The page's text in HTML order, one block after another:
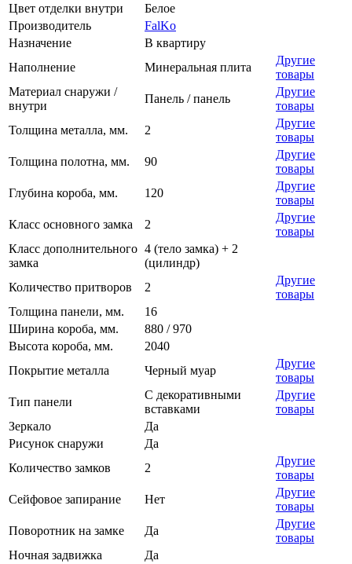
Цвет отделки внутри
Белое
Производитель
FalKo
Назначение
В квартиру
Наполнение
Минеральная плита
Другие
товары
Материал снаружи /
внутри
Панель / панель
Другие
товары
Толщина металла, мм.
2
Другие
товары
Толщина полотна, мм.
90
Другие
товары
Глубина короба, мм.
120
Другие
товары
Класс основного замка
2
Другие
товары
Класс дополнительного
замка
4 (тело замка) + 2
(цилиндр)
Количество притворов
2
Другие
товары
Толщина панели, мм.
16
Ширина короба, мм.
880 / 970
Высота короба, мм.
2040
Покрытие металла
Черный муар
Другие
товары
Тип панели
С декоративными
вставками
Другие
товары
Зеркало
Да
Рисунок снаружи
Да
Количество замков
2
Другие
товары
Сейфовое запирание
Нет
Другие
товары
Поворотник на замке
Да
Другие
товары
Ночная задвижка
Да